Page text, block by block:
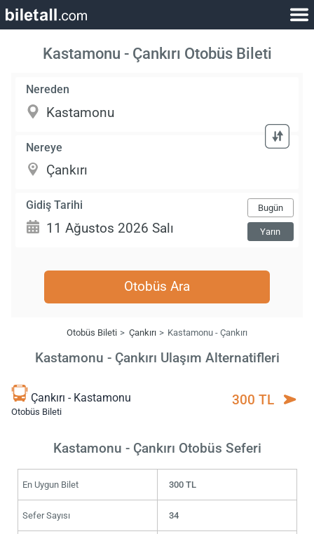
Kastamonu - Çankırı Otobüs Bileti
Nereden
Nereye
Gidiş Tarihi Bugün
Yarın
Otobüs Ara
Otobüs Bileti Çankırı Kastamonu - Çankırı
Kastamonu - Çankırı Ulaşım Alternatifleri
Çankırı - Kastamonu
Otobüs Bileti
300 TL
Kastamonu - Çankırı Otobüs Seferi
En Uygun Bilet 300 TL
Sefer Sayısı 34